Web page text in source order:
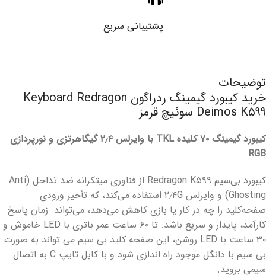
پشتیبانی سریع
توضیحات
خرید کیبورد گیمینگ ردراگون Keyboard Redragon
Deimos K۵۹۹ سوئیچ قرمز
کیبورد گیمینگ ۷۰ کلیده TKL با وایرلس ۲٫۴ گیگاهرتزی و نورپردازی
RGB
کیبورد بی‌سیم Redragon K۵۹۹ از فناوری میتکرانه ضد تداخل (Anti
Ghosting) و وایرلس ۲٫۴G استفاده می‌کند، که تأخیر ورودی
صفحه‌کلید را چه در کار یا بازی کاهش می‌دهد، می‌تواند زمان پاسخ
کارآمد، پایدار و سریع باشد. تا ۶۰ ساعت عمر باتری با LED خاموش و
۳۰ ساعت با LED روشن، این صفحه کلید بی سیم می تواند به صورت
بی سیم با دانگل موجود راه اندازی شود و با کابل تایپ C به اتصال
سیمی بروید.